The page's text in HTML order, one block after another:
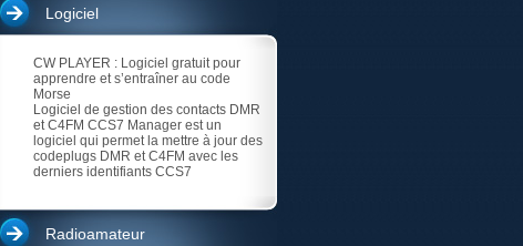
Logiciel
CW PLAYER : Logiciel gratuit pour
apprendre et s’entraîner au code
Morse
Logiciel de gestion des contacts DMR
et C4FM CCS7 Manager est un
logiciel qui permet la mettre à jour des
codeplugs DMR et C4FM avec les
derniers identifiants CCS7
Radioamateur